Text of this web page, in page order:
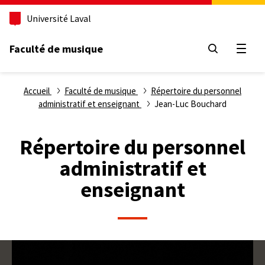
Aller
principal
Université Laval
Faculté de musique
Fil
d'Ariane
Accueil Faculté de musique
Répertoire du personnel
administratif et enseignant
Jean-Luc Bouchard
Répertoire du personnel
administratif et
enseignant